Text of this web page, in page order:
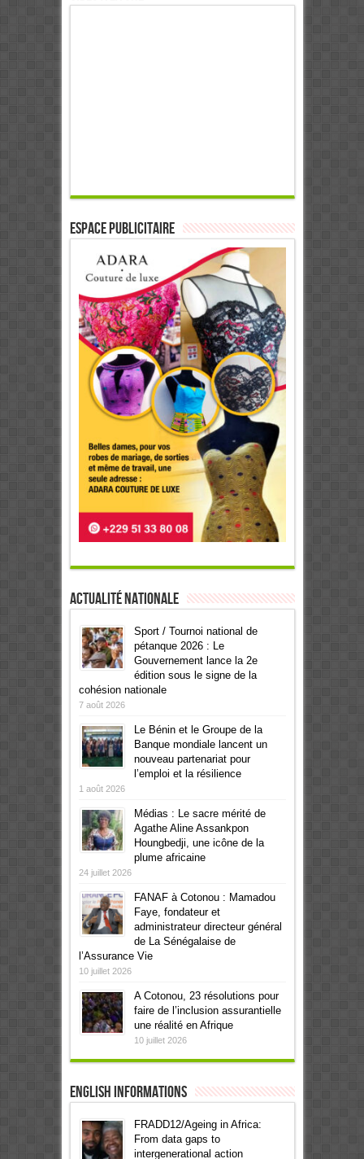
ESPACE PUBLICITAIRE
Actualité Nationale
Sport / Tournoi national de
pétanque 2026 : Le
Gouvernement lance la 2e
édition sous le signe de la
cohésion nationale
7 août 2026
Le Bénin et le Groupe de la
Banque mondiale lancent un
nouveau partenariat pour
l’emploi et la résilience
1 août 2026
Médias : Le sacre mérité de
Agathe Aline Assankpon
Houngbedji, une icône de la
plume africaine
24 juillet 2026
FANAF à Cotonou : Mamadou
Faye, fondateur et
administrateur directeur général
de La Sénégalaise de
l’Assurance Vie
10 juillet 2026
A Cotonou, 23 résolutions pour
faire de l’inclusion assurantielle
une réalité en Afrique
10 juillet 2026
English informations
FRADD12/Ageing in Africa:
From data gaps to
intergenerational action